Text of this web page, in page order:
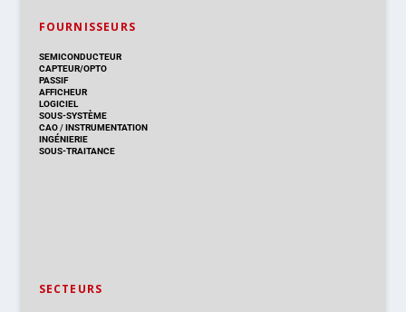
FOURNISSEURS
SEMICONDUCTEUR
CAPTEUR/OPTO
PASSIF
AFFICHEUR
LOGICIEL
SOUS-SYSTÈME
CAO/INSTRUMENTATION
INGÉNIERIE
SOUS-TRAITANCE
SECTEURS